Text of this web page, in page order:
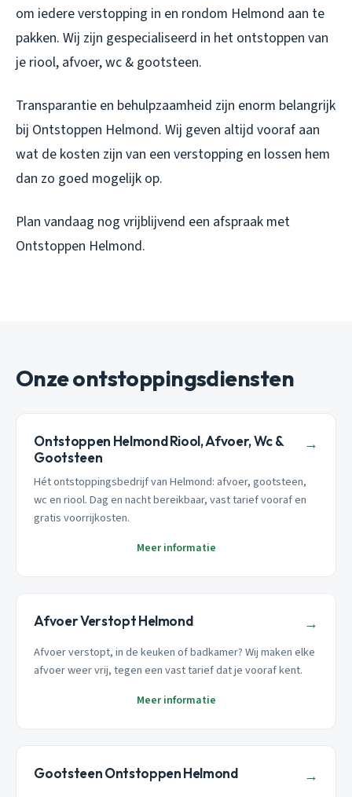
om iedere verstopping in en rondom Helmond aan te
pakken. Wij zijn gespecialiseerd in het ontstoppen van
je riool, afvoer, wc & gootsteen.
Transparantie en behulpzaamheid zijn enorm belangrijk
bij Ontstoppen Helmond. Wij geven altijd vooraf aan
wat de kosten zijn van een verstopping en lossen hem
dan zo goed mogelijk op.
Plan vandaag nog vrijblijvend een afspraak met
Ontstoppen Helmond.
Onze ontstoppingsdiensten
Ontstoppen Helmond Riool, Afvoer, Wc &
Gootsteen
→
Hét ontstoppingsbedrijf van Helmond: afvoer, gootsteen,
wc en riool. Dag en nacht bereikbaar, vast tarief vooraf en
gratis voorrijkosten.
Meer informatie
Afvoer Verstopt Helmond →
Afvoer verstopt, in de keuken of badkamer? Wij maken elke
afvoer weer vrij, tegen een vast tarief dat je vooraf kent.
Meer informatie
Gootsteen Ontstoppen Helmond →